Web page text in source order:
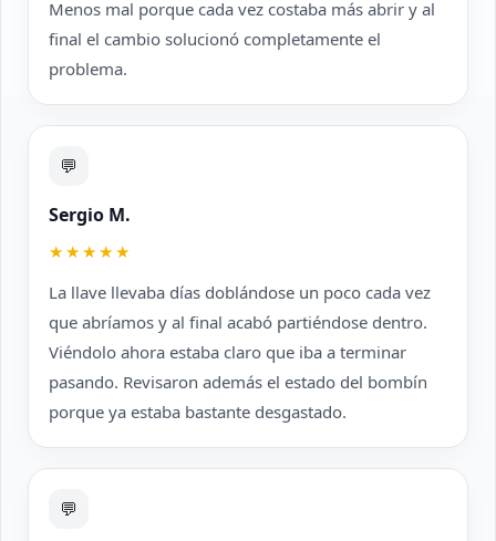
Menos mal porque cada vez costaba más abrir y al
final el cambio solucionó completamente el
problema.
💬
Sergio M.
★★★★★
La llave llevaba días doblándose un poco cada vez
que abríamos y al final acabó partiéndose dentro.
Viéndolo ahora estaba claro que iba a terminar
pasando. Revisaron además el estado del bombín
porque ya estaba bastante desgastado.
💬